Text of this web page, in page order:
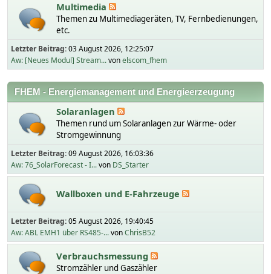
Multimedia
Themen zu Multimediageräten, TV, Fernbedienungen,
etc.
Letzter Beitrag:03 August 2026, 12:25:07
Aw: [Neues Modul] Stream...vonelscom_fhem
FHEM - Energiemanagement und Energieerzeugung
Solaranlagen
Themen rund um Solaranlagen zur Wärme- oder
Stromgewinnung
Letzter Beitrag:09 August 2026, 16:03:36
Aw: 76_SolarForecast - I...von DS_Starter
Wallboxen und E-Fahrzeuge
Letzter Beitrag:05 August 2026, 19:40:45
Aw: ABL EMH1 über RS485-...vonChrisB52
Verbrauchsmessung
Stromzähler und Gaszähler